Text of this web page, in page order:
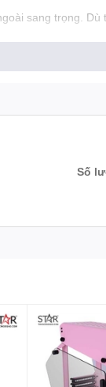
sang trọng.
lý tưởng cho
dễ dàng kết nối
Số